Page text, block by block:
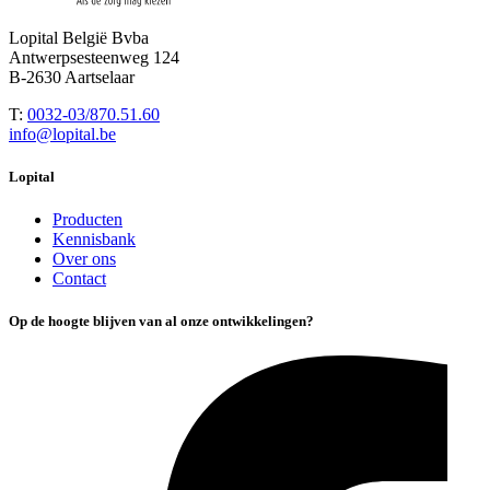
Lopital België Bvba
Antwerpsesteenweg 124
B-2630 Aartselaar
T: 0032-03/870.51.60
info@lopital.be
Lopital
Producten
Kennisbank
Over ons
Contact
Op de hoogte blijven van al onze ontwikkelingen?